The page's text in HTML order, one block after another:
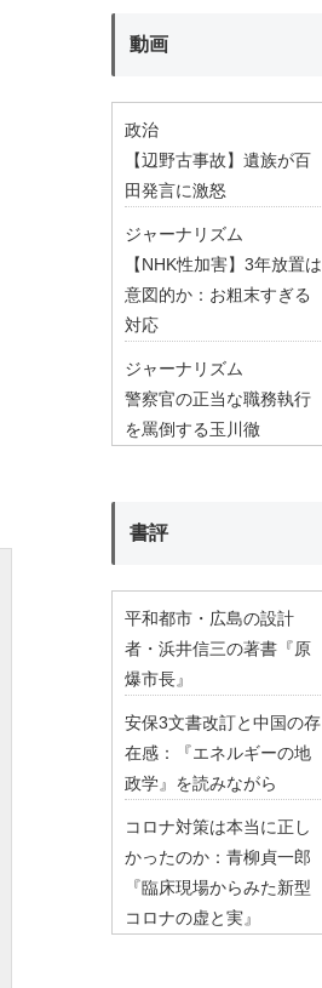
動画
政治
【辺野古事故】遺族が百
田発言に激怒
ジャーナリズム
【NHK性加害】3年放置は
意図的か：お粗末すぎる
対応
ジャーナリズム
警察官の正当な職務執行
を罵倒する玉川徹
書評
平和都市・広島の設計
者・浜井信三の著書『原
爆市長』
安保3文書改訂と中国の存
在感：『エネルギーの地
政学』を読みながら
コロナ対策は本当に正し
かったのか：青柳貞一郎
『臨床現場からみた新型
コロナの虚と実』